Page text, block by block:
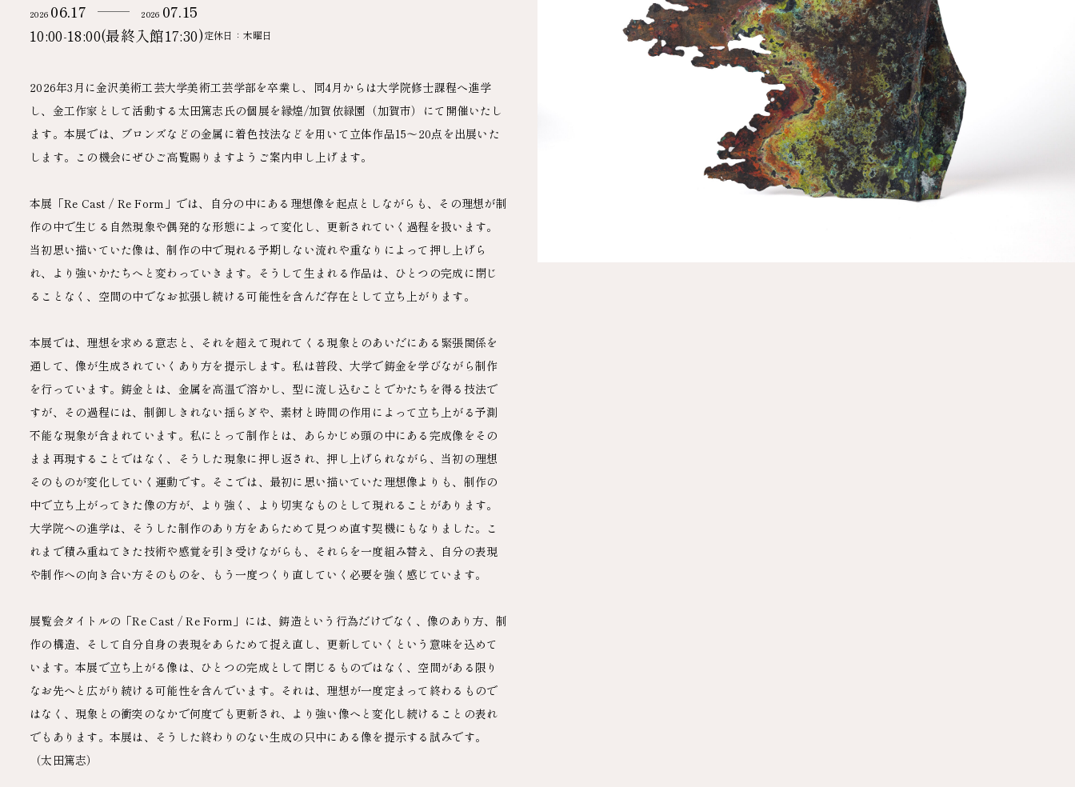
2026 06.17 2026 07.15
10:00-18:00(最終入館17:30)定休日：木曜日
2026年3月に金沢美術工芸大学美術工芸学部を卒業し、同4月からは大学院修士課程へ進学
し、金工作家として活動する太田篤志氏の個展を縁煌/加賀依緑園（加賀市）にて開催いたし
ます。本展では、ブロンズなどの金属に着色技法などを用いて立体作品15～20点を出展いた
します。この機会にぜひご高覧賜りますようご案内申し上げます。
本展「Re Cast / Re Form」では、自分の中にある理想像を起点としながらも、その理想が制
作の中で生じる自然現象や偶発的な形態によって変化し、更新されていく過程を扱います。
当初思い描いていた像は、制作の中で現れる予期しない流れや重なりによって押し上げら
れ、より強いかたちへと変わっていきます。そうして生まれる作品は、ひとつの完成に閉じ
ることなく、空間の中でなお拡張し続ける可能性を含んだ存在として立ち上がります。
本展では、理想を求める意志と、それを超えて現れてくる現象とのあいだにある緊張関係を
通して、像が生成されていくあり方を提示します。私は普段、大学で鋳金を学びながら制作
を行っています。鋳金とは、金属を高温で溶かし、型に流し込むことでかたちを得る技法で
すが、その過程には、制御しきれない揺らぎや、素材と時間の作用によって立ち上がる予測
不能な現象が含まれています。私にとって制作とは、あらかじめ頭の中にある完成像をその
まま再現することではなく、そうした現象に押し返され、押し上げられながら、当初の理想
そのものが変化していく運動です。そこでは、最初に思い描いていた理想像よりも、制作の
中で立ち上がってきた像の方が、より強く、より切実なものとして現れることがあります。
大学院への進学は、そうした制作のあり方をあらためて見つめ直す契機にもなりました。こ
れまで積み重ねてきた技術や感覚を引き受けながらも、それらを一度組み替え、自分の表現
や制作への向き合い方そのものを、もう一度つくり直していく必要を強く感じています。
展覧会タイトルの「Re Cast / Re Form」には、鋳造という行為だけでなく、像のあり方、制
作の構造、そして自分自身の表現をあらためて捉え直し、更新していくという意味を込めて
います。本展で立ち上がる像は、ひとつの完成として閉じるものではなく、空間がある限り
なお先へと広がり続ける可能性を含んでいます。それは、理想が一度定まって終わるもので
はなく、現象との衝突のなかで何度でも更新され、より強い像へと変化し続けることの表れ
でもあります。本展は、そうした終わりのない生成の只中にある像を提示する試みです。
（太田篤志）